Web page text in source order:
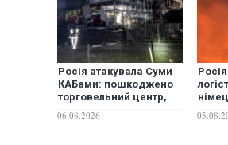
Росія атакувала Суми
КАБами: пошкоджено
торговельний центр,
постраждалі. ФОТО
06.08.2026